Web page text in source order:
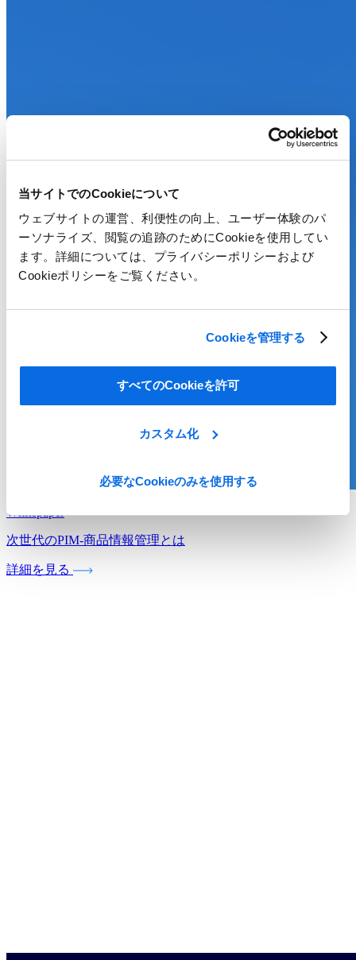
当サイトでのCookieについて
ウェブサイトの運営、利便性の向上、ユーザー体験のパ
ーソナライズ、閲覧の追跡のためにCookieを使用してい
ます。詳細については、プライバシーポリシーおよび
Cookieポリシーをご覧ください。
Cookieを管理する
すべてのCookieを許可
カスタム化
必要なCookieのみを使用する
Whitepaper
次世代のPIM‐商品情報管理とは
詳細を見る